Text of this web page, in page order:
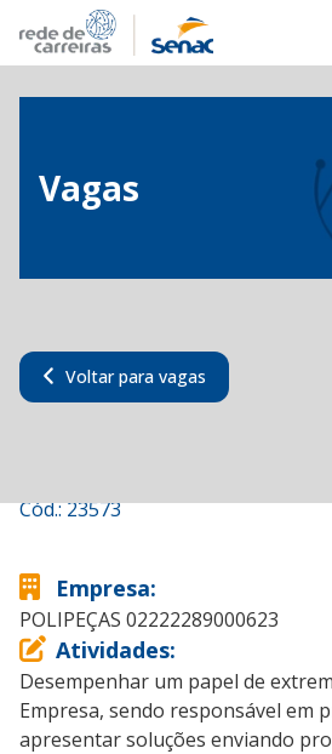
Vagas
Voltar para vagas
Cód.:23573
Empresa:
POLIPEÇAS 02222289000623
Atividades:
Desempenhar um papel de
Empresa, sendo responsável em
apresentar soluções enviando